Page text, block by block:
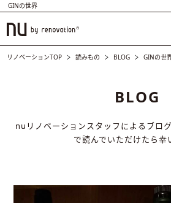
GINの世界
リノベーションTOP 読みもの BLOG GINの世
BLOG
nuリノベーションスタッフによるブログ
で読んでいただけたら幸